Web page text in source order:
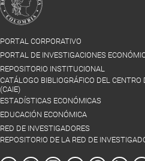
PORTAL CORPORATIVO
PORTAL DE INVESTIGACIONES
REPOSITORIO INSTITUCIONAL
CATÁLOGO BIBLIOGRÁFICO DEL
(CAIE)
ESTADÍSTICAS ECONÓMICAS
EDUCACIÓN ECONÓMICA
RED DE INVESTIGADORES
REPOSITORIO DE LA RED DE